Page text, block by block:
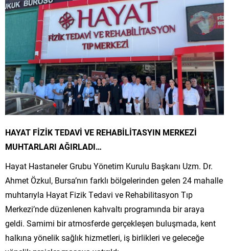
HAYAT FİZİK TEDAVİ VE REHABİLİTASYIN MERKEZİ
MUHTARLARI AĞIRLADI…
Hayat Hastaneler Grubu Yönetim Kurulu Başkanı Uzm. Dr.
Ahmet Özkul, Bursa’nın farklı bölgelerinden gelen 24 mahalle
muhtarıyla Hayat Fizik Tedavi ve Rehabilitasyon Tıp
Merkezi’nde düzenlenen kahvaltı programında bir araya
geldi. Samimi bir atmosferde gerçekleşen buluşmada, kent
halkına yönelik sağlık hizmetleri, iş birlikleri ve geleceğe